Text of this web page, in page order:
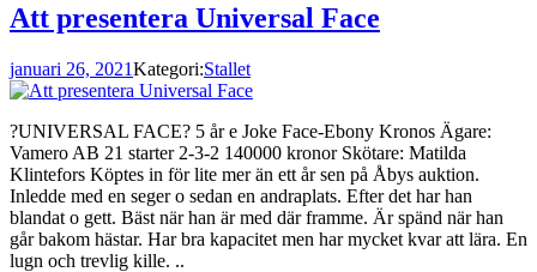
Att presentera Universal Face
januari 26, 2021Kategori:Stallet
?UNIVERSAL FACE? 5 år e Joke Face-Ebony Kronos Ägare:
Vamero AB 21 starter 2-3-2 140000 kronor Skötare: Matilda
Klintefors Köptes in för lite mer än ett år sen på Åbys auktion.
Inledde med en seger o sedan en andraplats. Efter det har han
blandat o gett. Bäst när han är med där framme. Är spänd när han
går bakom hästar. Har bra kapacitet men har mycket kvar att lära. En
lugn och trevlig kille. ..